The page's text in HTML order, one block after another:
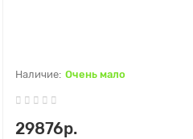
Очень мало
29876р.